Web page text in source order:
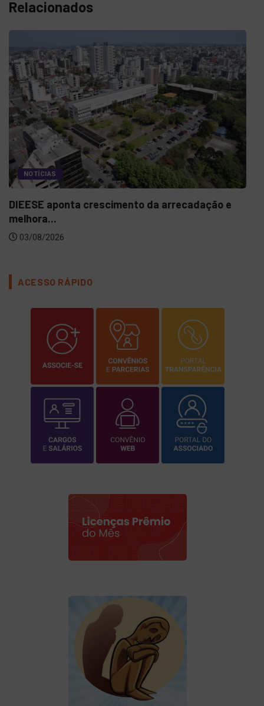
Relacionados
NOTÍCIAS
DIEESE aponta crescimento da arrecadação e
melhora...
03/08/2026
ACESSO RÁPIDO